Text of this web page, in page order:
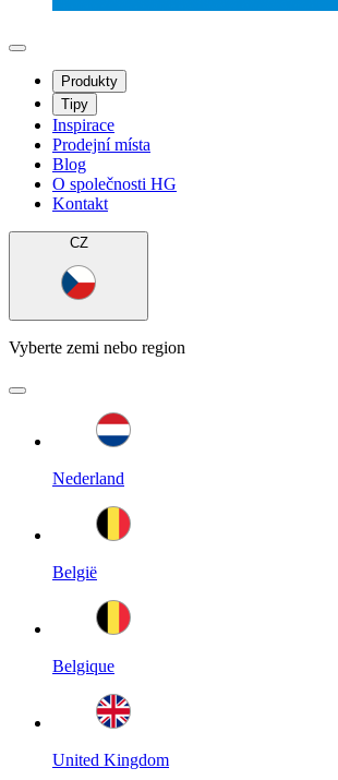
Produkty
Tipy
Inspirace
Prodejní místa
Blog
O společnosti HG
Kontakt
CZ
Vyberte zemi nebo region
Nederland
België
Belgique
United Kingdom